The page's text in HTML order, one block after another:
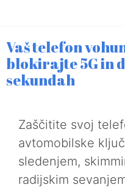
Vaš telefon
blokirajte 5G in
sekundah
Zaščitite svoj
avtomobilske
sledenjem,
radijskim